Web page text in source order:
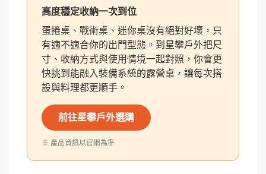
高度穩定收納一次到位
蛋捲桌、戰術桌、迷你桌沒有絕對好壞，只
有適不適合你的出門型態。到星攀戶外把尺
寸、收納方式與使用情境一起對照，你會更
快挑到能融入裝備系統的露營桌，讓每次搭
設與料理都更順手。
前往星攀戶外選購
※ 產品資訊以官網為準